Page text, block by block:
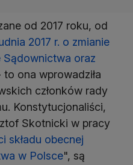
od 2017 roku, od
2017 r. o zmianie
Sądownictwa oraz
to ona wprowadziła
członków rady
Konstytucjonaliści,
Skotnicki w pracy
składu obecnej
w Polsce", są